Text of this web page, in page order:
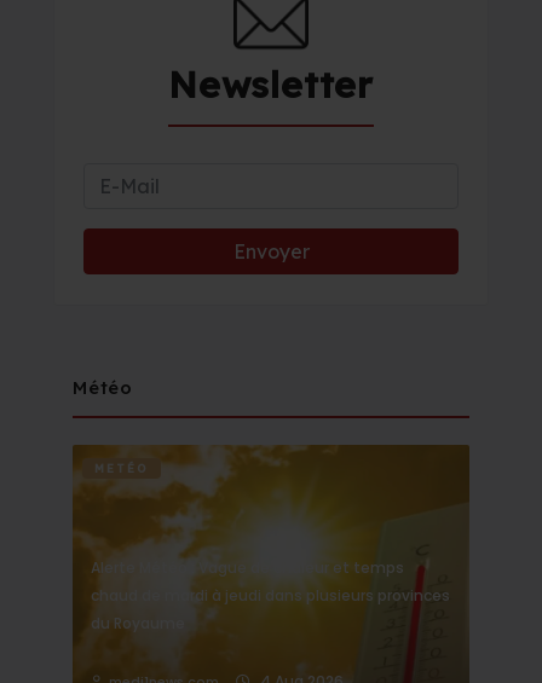
Newsletter
Météo
METÉO
Alerte Météo : Vague de chaleur et temps
chaud de mardi à jeudi dans plusieurs provinces
du Royaume